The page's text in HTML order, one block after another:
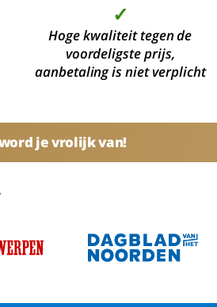
✓
Hoge kwaliteit tegen de
voordeligste prijs,
aanbetaling is niet verplicht
je vrolijk van!